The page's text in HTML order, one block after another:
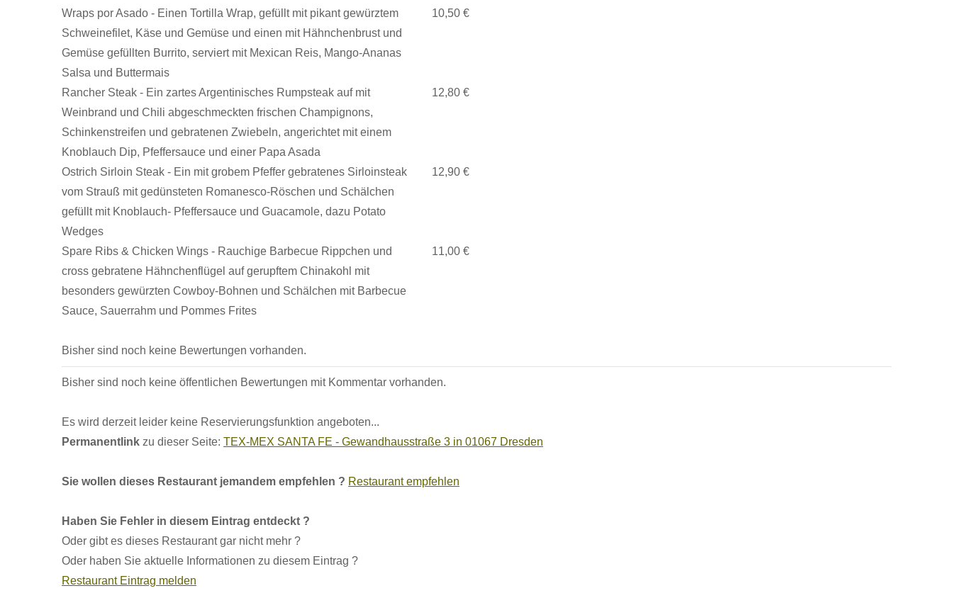
Wraps por Asado - Einen Tortilla Wrap, gefüllt mit pikant gewürztem
Schweinefilet, Käse und Gemüse und einen mit Hähnchenbrust und
Gemüse gefüllten Burrito, serviert mit Mexican Reis, Mango-Ananas
Salsa und Buttermais
10,50 €
Rancher Steak - Ein zartes Argentinisches Rumpsteak auf mit
Weinbrand und Chili abgeschmeckten frischen Champignons,
Schinkenstreifen und gebratenen Zwiebeln, angerichtet mit einem
Knoblauch Dip, Pfeffersauce und einer Papa Asada
12,80 €
Ostrich Sirloin Steak - Ein mit grobem Pfeffer gebratenes Sirloinsteak
vom Strauß mit gedünsteten Romanesco-Röschen und Schälchen
gefüllt mit Knoblauch- Pfeffersauce und Guacamole, dazu Potato
Wedges
12,90 €
Spare Ribs & Chicken Wings - Rauchige Barbecue Rippchen und
cross gebratene Hähnchenflügel auf gerupftem Chinakohl mit
besonders gewürzten Cowboy-Bohnen und Schälchen mit Barbecue
Sauce, Sauerrahm und Pommes Frites
11,00 €
Bisher sind noch keine Bewertungen vorhanden.
Bisher sind noch keine öffentlichen Bewertungen mit Kommentar vorhanden.
Es wird derzeit leider keine Reservierungsfunktion angeboten...
Permanentlink zu dieser Seite: TEX-MEX SANTA FE - Gewandhausstraße 3 in 01067 Dresden
Sie wollen dieses Restaurant jemandem empfehlen ? Restaurant empfehlen
Haben Sie Fehler in diesem Eintrag entdeckt ?
Oder gibt es dieses Restaurant gar nicht mehr ?
Oder haben Sie aktuelle Informationen zu diesem Eintrag ?
Restaurant Eintrag melden